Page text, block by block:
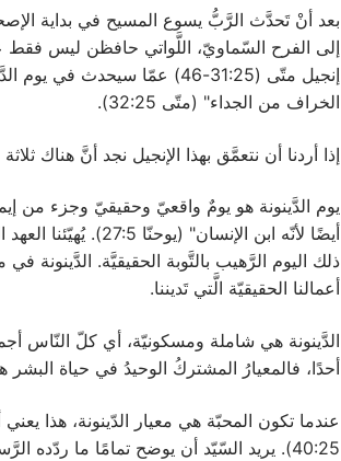
إلى الفرح السّماويّ، اللَّواتي حافظن ليس فقط
إنجيل متّى (31:25-46) عمّا
الخراف من الجداء" (متّى 32:25).
إذا أردنا أن نتعمَّق بهذا الإنجيل نجد أنَّ هناك
يوم الدَّينونة هو يومٌ واقعيّ وحقيقيّ وجزء من
أيضًا لأنّه ابن
ذلك اليوم الرَّهيب بالتَّوبة الحقيقيَّة. الدَّينونة
أعمالنا الحقيقيّة الَّتي تَديننا.
الدَّينونة هي شاملة ومسكونيّة، أي كلّ النّاس
أحدًا، فالمعيارُ المشتركُ الوحيدُ في حياة
عندما تكون المحبّة هي معيار الدّينونة، هذا